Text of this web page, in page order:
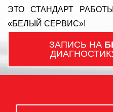
ЭТО СТАНДАРТ
«БЕЛЫЙ СЕРВИС»!
ЗАПИСЬ НА